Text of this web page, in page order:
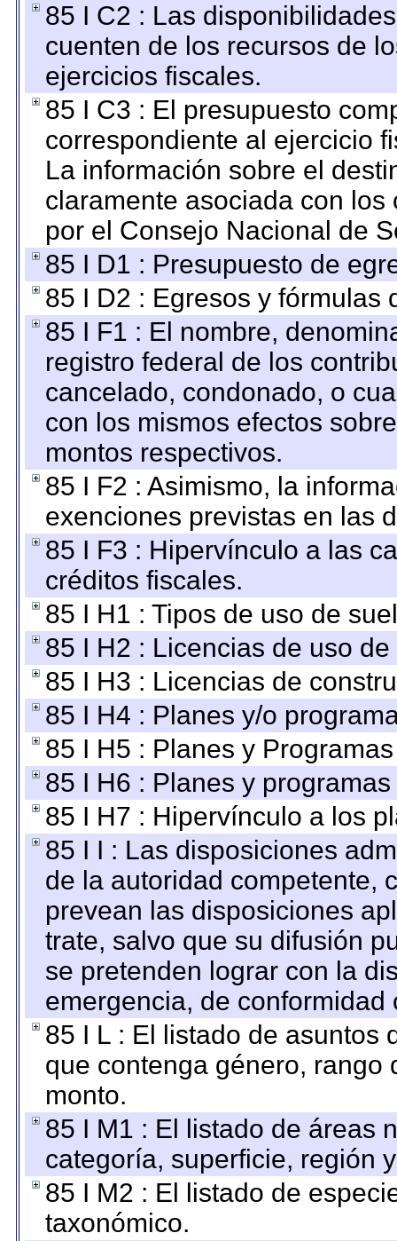
85 I C2 : Las
cuenten de los recursos de
ejercicios fiscales.
85 I C3 : El presupuesto
correspondiente al ejercicio
La información sobre el
claramente asociada con
por el Consejo Nacional de
85 I D1 : Presupuesto de
85 I D2 : Egresos y fórmulas
85 I F1 : El nombre,
registro federal de los
cancelado, condonado, o
con los mismos efectos
montos respectivos.
85 I F2 : Asimismo, la
exenciones previstas en las
85 I F3 : Hipervínculo a las
créditos fiscales.
85 I H1 : Tipos de uso de
85 I H2 : Licencias de uso
85 I H3 : Licencias de
85 I H4 : Planes y/o
85 I H5 : Planes y
85 I H6 : Planes y
85 I H7 : Hipervínculo a los
85 I I : Las disposiciones
de la autoridad competente,
prevean las disposiciones
trate, salvo que su difusión
se pretenden lograr con la
emergencia, de
85 I L : El listado de asuntos
que contenga género, rango
monto.
85 I M1 : El listado de áreas
categoría, superficie, región
85 I M2 : El listado de
taxonómico.